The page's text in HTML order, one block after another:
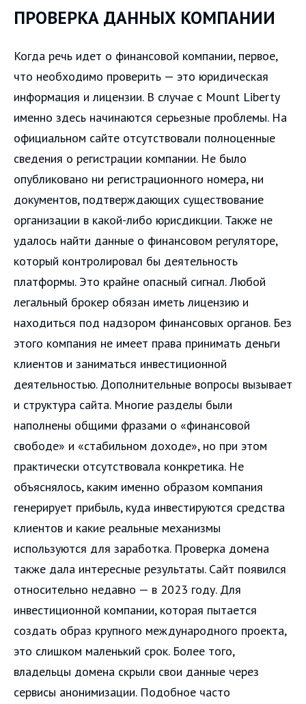
ПРОВЕРКА ДАННЫХ КОМПАНИИ
Когда речь идет о финансовой компании, первое,
что необходимо проверить — это юридическая
информация и лицензии. В случае с Mount Liberty
именно здесь начинаются серьезные проблемы. На
официальном сайте отсутствовали полноценные
сведения о регистрации компании. Не было
опубликовано ни регистрационного номера, ни
документов, подтверждающих существование
организации в какой-либо юрисдикции. Также не
удалось найти данные о финансовом регуляторе,
который контролировал бы деятельность
платформы. Это крайне опасный сигнал. Любой
легальный брокер обязан иметь лицензию и
находиться под надзором финансовых органов. Без
этого компания не имеет права принимать деньги
клиентов и заниматься инвестиционной
деятельностью. Дополнительные вопросы вызывает
и структура сайта. Многие разделы были
наполнены общими фразами о «финансовой
свободе» и «стабильном доходе», но при этом
практически отсутствовала конкретика. Не
объяснялось, каким именно образом компания
генерирует прибыль, куда инвестируются средства
клиентов и какие реальные механизмы
используются для заработка. Проверка домена
также дала интересные результаты. Сайт появился
относительно недавно — в 2023 году. Для
инвестиционной компании, которая пытается
создать образ крупного международного проекта,
это слишком маленький срок. Более того,
владельцы домена скрыли свои данные через
сервисы анонимизации. Подобное часто